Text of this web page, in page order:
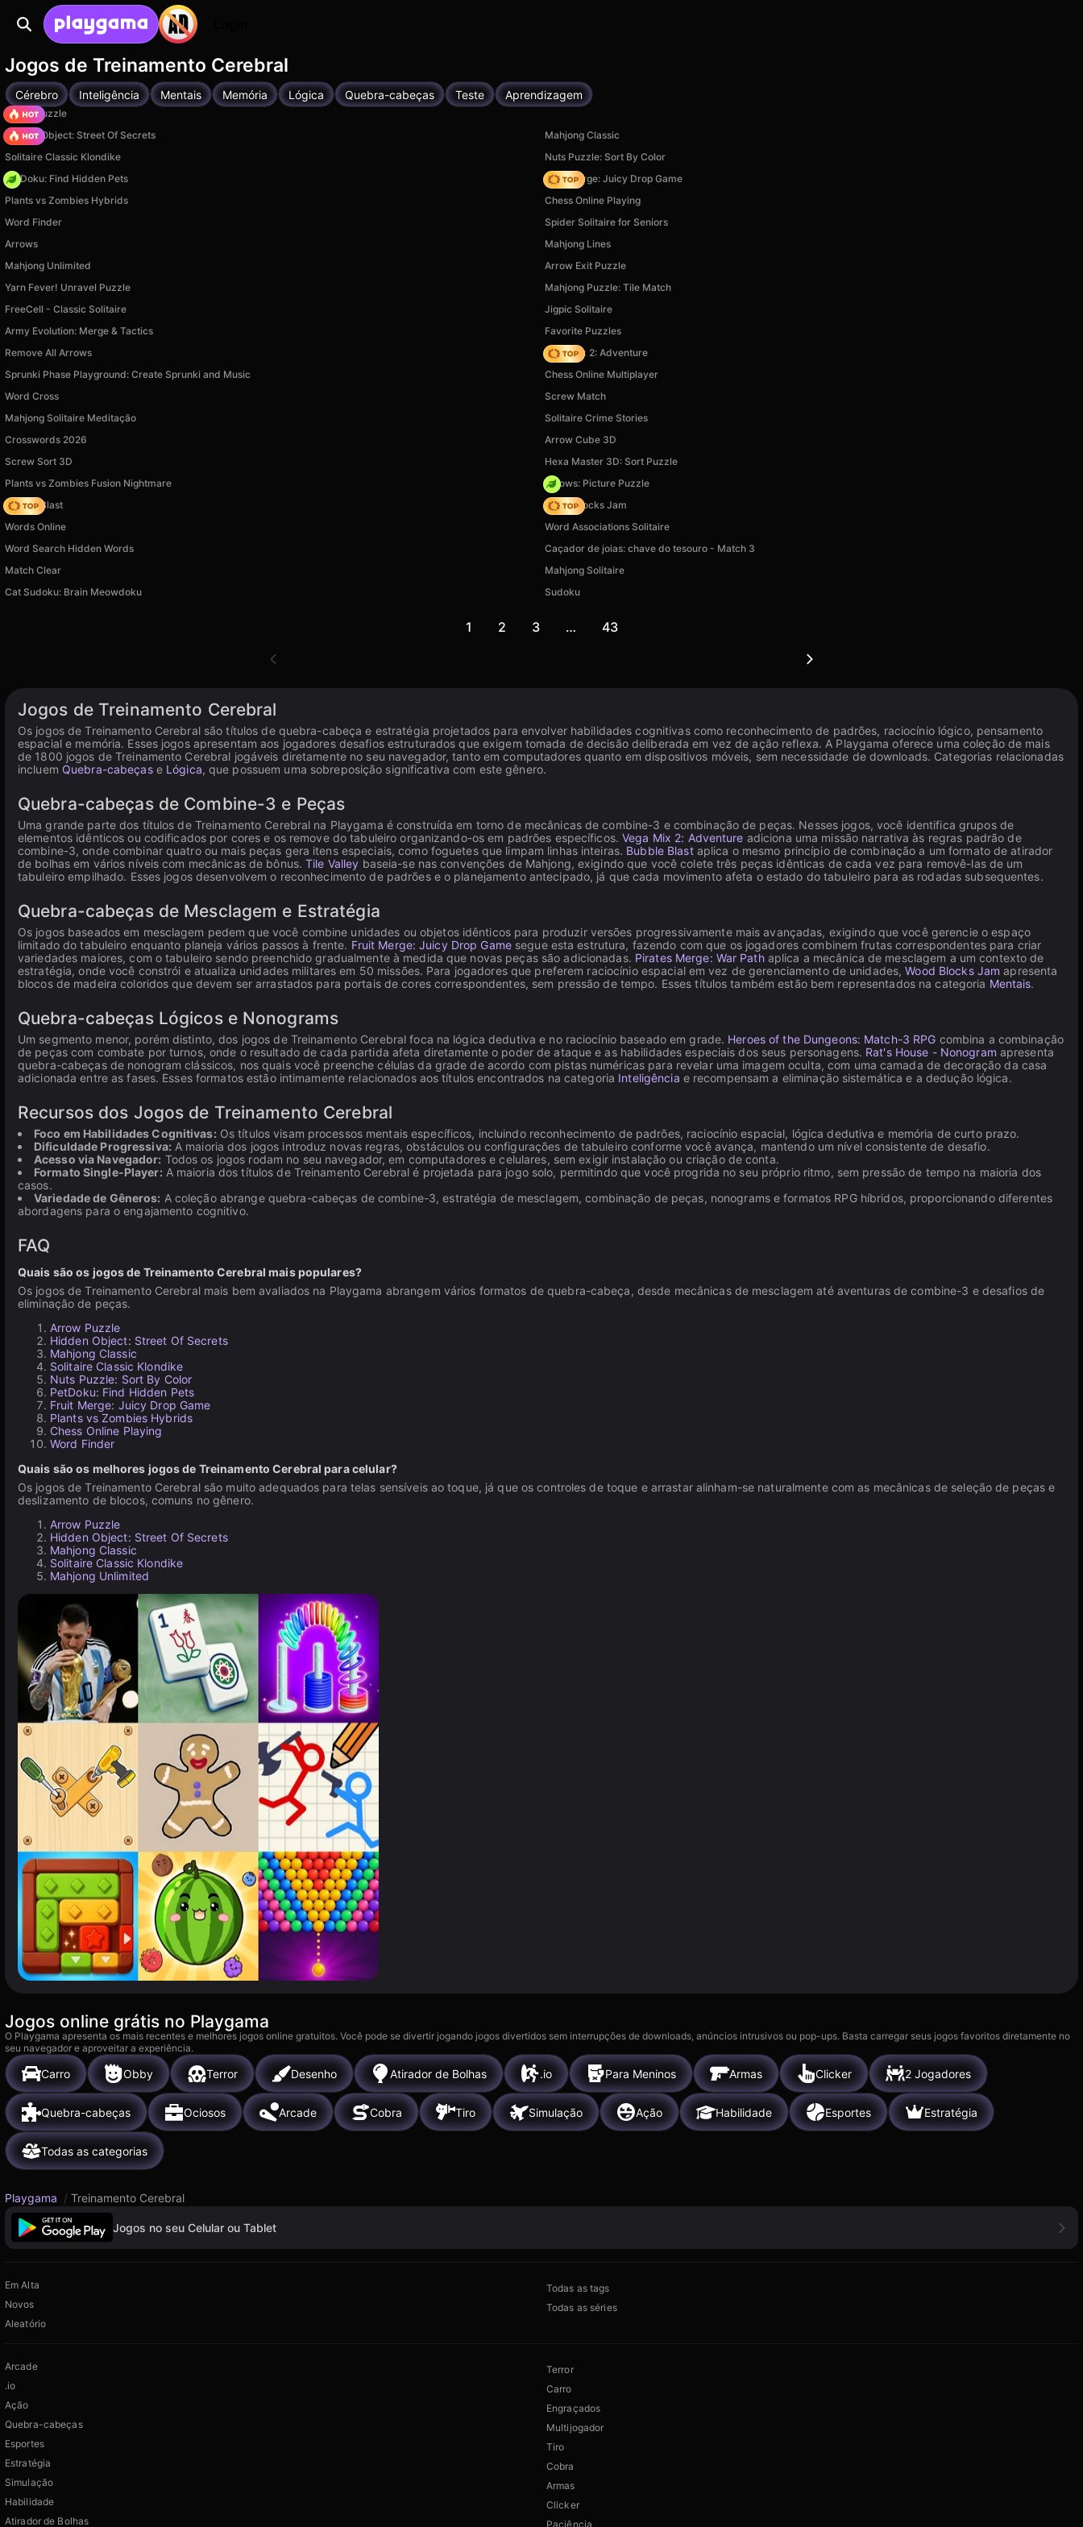
Jogos de Treinamento Cerebral
Cérebro Inteligência Mentais Memória Lógica Quebra-cabeças Teste Aprendizagem
Arrow Puzzle
Hidden Object: Street Of Secrets
Mahjong Classic
Solitaire Classic Klondike
Nuts Puzzle: Sort By Color
PetDoku: Find Hidden Pets
Fruit Merge: Juicy Drop Game
Plants vs Zombies Hybrids
Chess Online Playing
Word Finder
Spider Solitaire for Seniors
Arrows
Mahjong Lines
Mahjong Unlimited
Arrow Exit Puzzle
Yarn Fever! Unravel Puzzle
Mahjong Puzzle: Tile Match
FreeCell - Classic Solitaire
Jigpic Solitaire
Army Evolution: Merge & Tactics
Favorite Puzzles
Remove All Arrows
Vega Mix 2: Adventure
Sprunki Phase Playground: Create Sprunki and Music
Chess Online Multiplayer
Word Cross
Screw Match
Mahjong Solitaire Meditação
Solitaire Crime Stories
Crosswords 2026
Arrow Cube 3D
Screw Sort 3D
Hexa Master 3D: Sort Puzzle
Plants vs Zombies Fusion Nightmare
Arrows: Picture Puzzle
Bubble Blast
Wood Blocks Jam
Words Online
Word Associations Solitaire
Word Search Hidden Words
Caçador de joias: chave do tesouro - Match 3
Match Clear
Mahjong Solitaire
Cat Sudoku: Brain Meowdoku
Sudoku
1 2 3 … 43
Jogos de Treinamento Cerebral
Os jogos de Treinamento Cerebral são títulos de quebra-cabeça e estratégia projetados para envolver habilidades cognitivas como reconhecimento de padrões, raciocínio lógico, pensamento
espacial e memória. Esses jogos apresentam aos jogadores desafios estruturados que exigem tomada de decisão deliberada em vez de ação reflexa. A Playgama oferece uma coleção de mais
de 1800 jogos de Treinamento Cerebral jogáveis diretamente no seu navegador, tanto em computadores quanto em dispositivos móveis, sem necessidade de downloads. Categorias relacionadas
incluem Quebra-cabeçase Lógica, que possuem uma sobreposição significativa com este gênero.
Quebra-cabeças de Combine-3 e Peças
Uma grande parte dos títulos de Treinamento Cerebral na Playgama é construída em torno de mecânicas de combine-3 e combinação de peças. Nesses jogos, você identifica grupos de
elementos idênticos ou codificados por cores e os remove do tabuleiro organizando-os em padrões específicos.Vega Mix 2: Adventure adiciona uma missão narrativa às regras padrão de
combine-3, onde combinar quatro ou mais peças gera itens especiais, como foguetes que limpam linhas inteiras. Bubble Blastaplica o mesmo princípio de combinação a um formato de atirador
de bolhas em vários níveis com mecânicas de bônus.Tile Valley baseia-se nas convenções de Mahjong, exigindo que você colete três peças idênticas de cada vez para removê-las de um
tabuleiro empilhado. Esses jogos desenvolvem o reconhecimento de padrões e o planejamento antecipado, já que cada movimento afeta o estado do tabuleiro para as rodadas subsequentes.
Quebra-cabeças de Mesclagem e Estratégia
Os jogos baseados em mesclagem pedem que você combine unidades ou objetos idênticos para produzir versões progressivamente mais avançadas, exigindo que você gerencie o espaço
limitado do tabuleiro enquanto planeja vários passos à frente. Fruit Merge: Juicy Drop Gamesegue esta estrutura, fazendo com que os jogadores combinem frutas correspondentes para criar
variedades maiores, com o tabuleiro sendo preenchido gradualmente à medida que novas peças são adicionadas. Pirates Merge: War Pathaplica a mecânica de mesclagem a um contexto de
estratégia, onde você constrói e atualiza unidades militares em 50 missões. Para jogadores que preferem raciocínio espacial em vez de gerenciamento de unidades,Wood Blocks Jam apresenta
blocos de madeira coloridos que devem ser arrastados para portais de cores correspondentes, sem pressão de tempo. Esses títulos também estão bem representados na categoria Mentais.
Quebra-cabeças Lógicos e Nonograms
Um segmento menor, porém distinto, dos jogos de Treinamento Cerebral foca na lógica dedutiva e no raciocínio baseado em grade. Heroes of the Dungeons: Match-3 RPG combina a combinação
de peças com combate por turnos, onde o resultado de cada partida afeta diretamente o poder de ataque e as habilidades especiais dos seus personagens. Rat's House - Nonogram apresenta
quebra-cabeças de nonogram clássicos, nos quais você preenche células da grade de acordo com pistas numéricas para revelar uma imagem oculta, com uma camada de decoração da casa
adicionada entre as fases. Esses formatos estão intimamente relacionados aos títulos encontrados na categoria Inteligência e recompensam a eliminação sistemática e a dedução lógica.
Recursos dos Jogos de Treinamento Cerebral
Foco em Habilidades Cognitivas: Os títulos visam processos mentais específicos, incluindo reconhecimento de padrões, raciocínio espacial, lógica dedutiva e memória de curto prazo.
Dificuldade Progressiva: A maioria dos jogos introduz novas regras, obstáculos ou configurações de tabuleiro conforme você avança, mantendo um nível consistente de desafio.
Acesso via Navegador: Todos os jogos rodam no seu navegador, em computadores e celulares, sem exigir instalação ou criação de conta.
Formato Single-Player: A maioria dos títulos de Treinamento Cerebral é projetada para jogo solo, permitindo que você progrida no seu próprio ritmo, sem pressão de tempo na maioria dos
casos.
Variedade de Gêneros: A coleção abrange quebra-cabeças de combine-3, estratégia de mesclagem, combinação de peças, nonograms e formatos RPG híbridos, proporcionando diferentes
abordagens para o engajamento cognitivo.
FAQ
Quais são os jogos de Treinamento Cerebral mais populares?
Os jogos de Treinamento Cerebral mais bem avaliados na Playgama abrangem vários formatos de quebra-cabeça, desde mecânicas de mesclagem até aventuras de combine-3 e desafios de
eliminação de peças.
Arrow Puzzle
Hidden Object: Street Of Secrets
Mahjong Classic
Solitaire Classic Klondike
Nuts Puzzle: Sort By Color
PetDoku: Find Hidden Pets
Fruit Merge: Juicy Drop Game
Plants vs Zombies Hybrids
Chess Online Playing
Word Finder
Quais são os melhores jogos de Treinamento Cerebral para celular?
Os jogos de Treinamento Cerebral são muito adequados para telas sensíveis ao toque, já que os controles de toque e arrastar alinham-se naturalmente com as mecânicas de seleção de peças e
deslizamento de blocos, comuns no gênero.
Arrow Puzzle
Hidden Object: Street Of Secrets
Mahjong Classic
Solitaire Classic Klondike
Mahjong Unlimited
Jogos online grátis no Playgama
O Playgama apresenta os mais recentes e melhores jogos online gratuitos. Você pode se divertir jogando jogos divertidos sem interrupções de downloads, anúncios intrusivos ou pop-ups. Basta carregar seus jogos favoritos diretamente no
seu navegador e aproveitar a experiência.
Carro Obby Terror Desenho Atirador de Bolhas .io Para Meninos Armas Clicker 2 Jogadores
Quebra-cabeças Ociosos Arcade Cobra Tiro Simulação Ação Habilidade Esportes Estratégia
Todas as categorias
Playgama / Treinamento Cerebral
Jogos no seu Celular ou Tablet
Em Alta
Novos
Aleatório
Todas as tags
Todas as séries
Arcade
.io
Ação
Quebra-cabeças
Esportes
Estratégia
Simulação
Habilidade
Atirador de Bolhas
Terror
Carro
Engraçados
Multijogador
Tiro
Cobra
Armas
Clicker
Paciência